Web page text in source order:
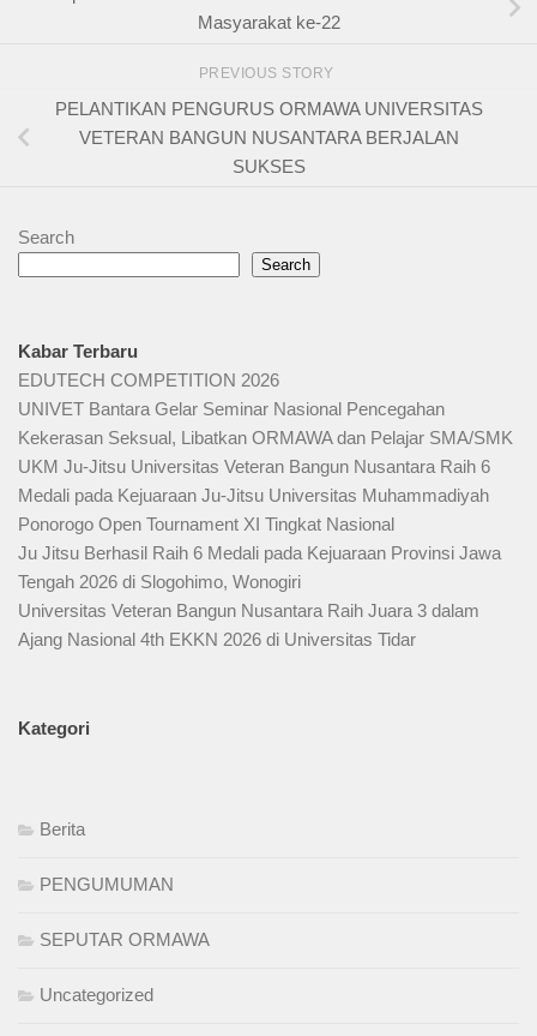
Masyarakat ke-22
PREVIOUS STORY
PELANTIKAN PENGURUS ORMAWA UNIVERSITAS
VETERAN BANGUN NUSANTARA BERJALAN
SUKSES
Search
Search
Kabar Terbaru
EDUTECH COMPETITION 2026
UNIVET Bantara Gelar Seminar Nasional Pencegahan
Kekerasan Seksual, Libatkan ORMAWA dan Pelajar SMA/SMK
UKM Ju-Jitsu Universitas Veteran Bangun Nusantara Raih 6
Medali pada Kejuaraan Ju-Jitsu Universitas Muhammadiyah
Ponorogo Open Tournament XI Tingkat Nasional
Ju Jitsu Berhasil Raih 6 Medali pada Kejuaraan Provinsi Jawa
Tengah 2026 di Slogohimo, Wonogiri
Universitas Veteran Bangun Nusantara Raih Juara 3 dalam
Ajang Nasional 4th EKKN 2026 di Universitas Tidar
Kategori
Berita
PENGUMUMAN
SEPUTAR ORMAWA
Uncategorized